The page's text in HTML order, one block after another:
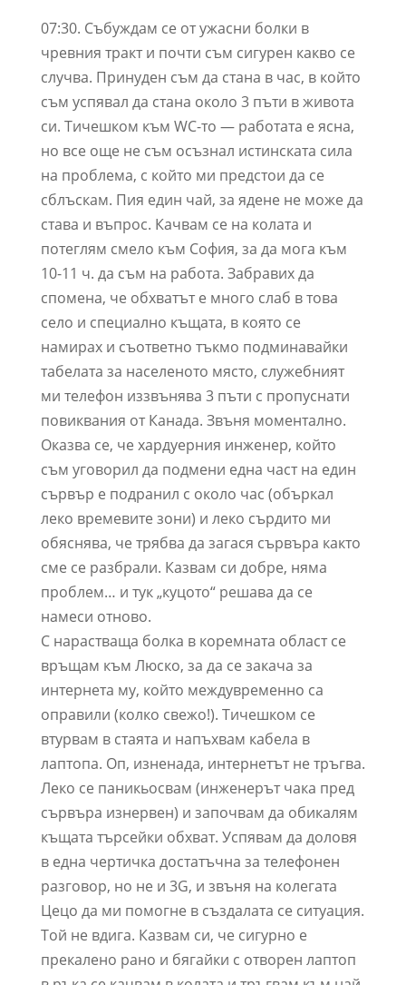
07:30. Събуждам се от ужасни болки в
чревния тракт и почти съм сигурен какво се
случва. Принуден съм да стана в час, в който
съм успявал да стана около 3 пъти в живота
си. Тичешком към WC-то — работата е ясна,
но все още не съм осъзнал истинската сила
на проблема, с който ми предстои да се
сблъскам. Пия един чай, за ядене не може да
става и въпрос. Качвам се на колата и
потеглям смело към София, за да мога към
10-11 ч. да съм на работа. Забравих да
спомена, че обхватът е много слаб в това
село и специално къщата, в която се
намирах и съответно тъкмо подминавайки
табелата за населеното място, служебният
ми телефон иззвънява 3 пъти с пропуснати
повиквания от Канада. Звъня моментално.
Оказва се, че хардуерния инженер, който
съм уговорил да подмени една част на един
сървър е подранил с около час (объркал
леко времевите зони) и леко сърдито ми
обяснява, че трябва да загася сървъра както
сме се разбрали. Казвам си добре, няма
проблем… и тук „куцото“ решава да се
намеси отново.
С нарастваща болка в коремната област се
връщам към Люско, за да се закача за
интернета му, който междувременно са
оправили (колко свежо!). Тичешком се
втурвам в стаята и напъхвам кабела в
лаптопа. Оп, изненада, интернетът не тръгва.
Леко се паникьосвам (инженерът чака пред
сървъра изнервен) и започвам да обикалям
къщата търсейки обхват. Успявам да доловя
в една чертичка достатъчна за телефонен
разговор, но не и 3G, и звъня на колегата
Цецо да ми помогне в създалата се ситуация.
Той не вдига. Казвам си, че сигурно е
прекалено рано и бягайки с отворен лаптоп